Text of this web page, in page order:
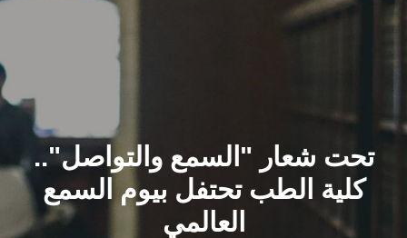
الرئيسيـة
القطاعـات
الشئون الأكاديمية
البحث العلمي
تحت شعار "السمع والتواصل"..
كلية الطب تحتفل بيوم السمع
العالمي